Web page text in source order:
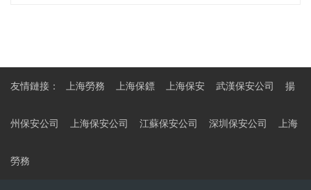
友情鏈接： 上海勞務 上海保鏢 上海保安 武漢保安公司 揚
州保安公司 上海保安公司 江蘇保安公司 深圳保安公司 上海
勞務